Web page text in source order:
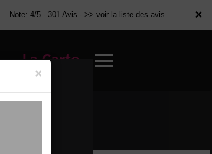
×
Note: 4/5 - 301 Avis - >> voir la liste des avis
La Carte
×
×